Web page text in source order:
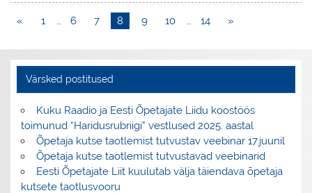
« 1 6 7 8 9 10 14 »
Värsked postitused
Kuku Raadio ja Eesti Õpetajate Liidu koostöös
toimunud “Haridusrubriigi” vestlused 2025. aastal
Õpetaja kutse taotlemist tutvustav veebinar 17.juunil
Õpetaja kutse taotlemist tutvustavad veebinarid
Eesti Õpetajate Liit kuulutab välja täiendava õpetaja
kutsete taotlusvooru